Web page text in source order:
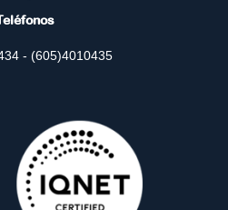
- (605)4010435